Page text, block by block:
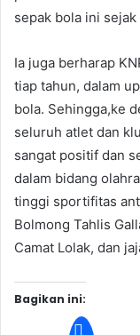
sepak bola ini
Ia juga berharap
tiap tahun, dalam
bola. Sehingga,ke
seluruh atlet dan
sangat positif dan
dalam bidang
tinggi sportifitas
Bolmong Tahlis
Camat Lolak, dan
Bagikan ini: